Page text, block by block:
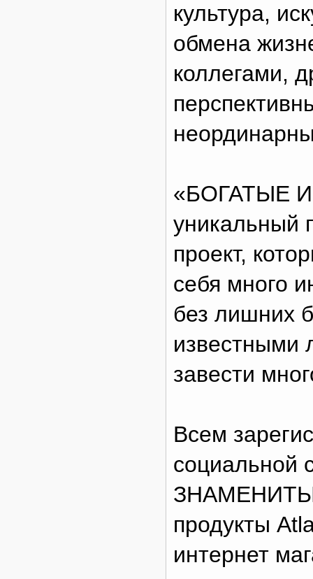
культура,
обмена
коллегами,
«БОГАТЫЕ
уникальный
проект,
себя много
без лишних
известными
завести
Всем
социальной
продукты
интернет